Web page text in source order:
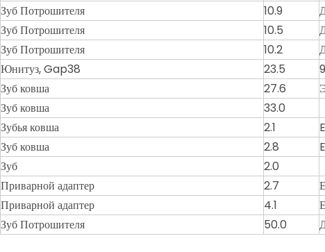
Зуб Потрошителя 10.9
Зуб Потрошителя 10.5
Зуб Потрошителя 10.2
Юнитуз, Gap38 23.5
Зуб ковша 27.6
Зуб ковша
33.0
Зубья ковша 2.1
Зуб ковша 2.8
Зуб
2.0
Приварной адаптер 2.7
Приварной адаптер 4.1
Зуб Потрошителя 50.0